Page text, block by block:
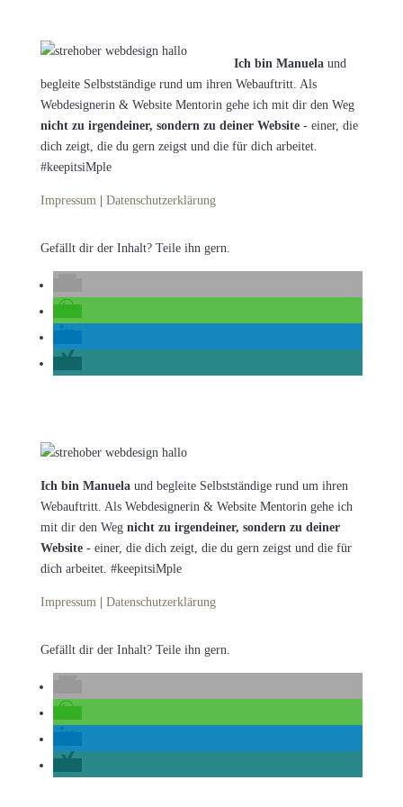
Ich bin Manuelaund
begleite Selbstständige rund um ihren Webauftritt. Als
Webdesignerin & Website Mentorin gehe ich mit dir den Weg
nicht zu irgendeiner, sondern zu deiner Website- einer, die
dich zeigt, die du gern zeigst und die für dich arbeitet.
#keepitsiMple
Impressum | Datenschutzerklärung
Gefällt dir der Inhalt? Teile ihn gern.
Ich bin Manuelaund begleite Selbstständige rund um ihren
Webauftritt. Als Webdesignerin & Website Mentorin gehe ich
mit dir den Weg nicht zu irgendeiner, sondern zu deiner
Website- einer, die dich zeigt, die du gern zeigst und die für
dich arbeitet. #keepitsiMple
Impressum | Datenschutzerklärung
Gefällt dir der Inhalt? Teile ihn gern.